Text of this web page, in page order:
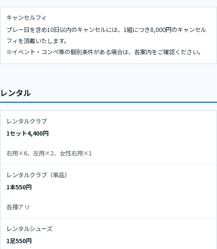
キャンセルフィ
プレー日を含め10日以内のキャンセルには、1組につき8,000円のキャンセル
フィを頂戴いたします。
※イベント・コンペ等の個別条件がある場合は、各案内をご確認ください。
レンタル
レンタルクラブ
1セット4,400円
右用×6、左用×2、女性右用×1
レンタルクラブ（単品）
1本550円
各種アリ
レンタルシューズ
1足550円